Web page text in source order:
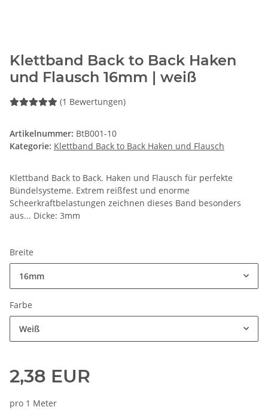
Klettband Back to Back Haken
und Flausch 16mm | weiß
(1 Bewertungen)
Artikelnummer: BtB001-10
Kategorie: Klettband Back to Back Haken und Flausch
Klettband Back to Back. Haken und Flausch für perfekte
Bündelsysteme. Extrem reißfest und enorme
Scheerkraftbelastungen zeichnen dieses Band besonders
aus... Dicke: 3mm
Breite
16mm
Farbe
Weiß
2,38 EUR
pro 1 Meter